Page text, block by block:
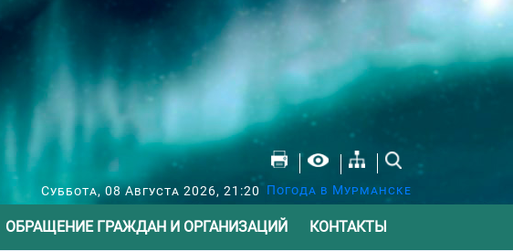
Суббота, 08 Августа 2026, 21:20 Погода в Мурманске
ОБРАЩЕНИЕ ГРАЖДАН И ОРГАНИЗАЦИЙ КОНТАКТЫ